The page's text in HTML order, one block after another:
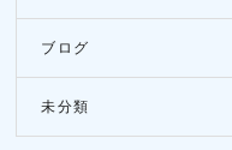
ブログ
未分類